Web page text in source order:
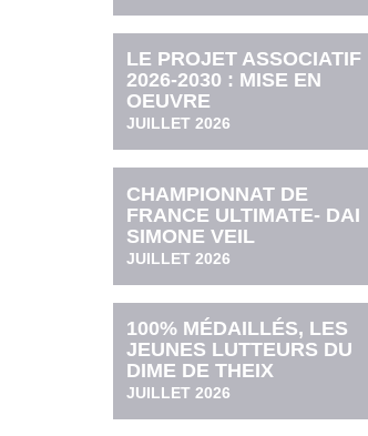
LE PROJET ASSOCIATIF
2026-2030 : MISE EN
OEUVRE
JUILLET 2026
CHAMPIONNAT DE
FRANCE ULTIMATE- DAI
SIMONE VEIL
JUILLET 2026
100% MÉDAILLÉS, LES
JEUNES LUTTEURS DU
DIME DE THEIX
JUILLET 2026